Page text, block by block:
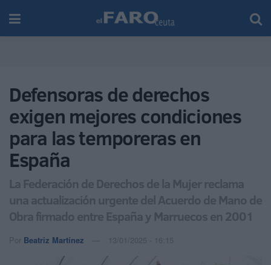
Defensoras de derechos
exigen mejores condiciones
para las temporeras en
España
La Federación de Derechos de la Mujer reclama
una actualización urgente del Acuerdo de Mano de
Obra firmado entre España y Marruecos en 2001
Por Beatriz Martínez 13/01/2025 - 16:15